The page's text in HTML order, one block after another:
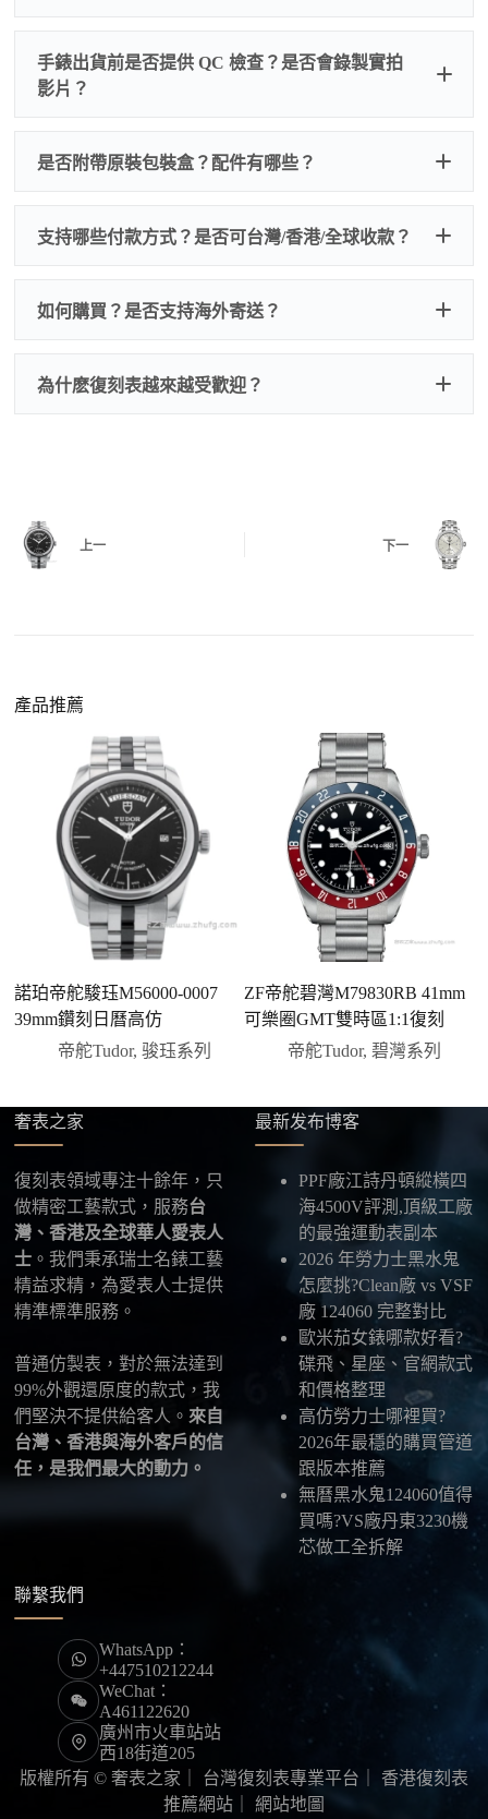
為事故，免費維修三年
人為事故我們只收更換配件
手錶出貨前是否提供 QC 檢查？是否會錄製實拍
影片？
質檢查
度、錶帶等部位是否完好無瑕、貼合緊密。
是否有異音，再根據款式進行上弦與功能測試。
給您確認，確定沒有問題後才會安排出貨。
是否附帶原裝包裝盒？配件有哪些？
我們默認會提供普通盒子，如果需要原裝盒子可
以找我們搭配，選擇原裝盒子附屬配件：原裝盒
如是鋼帶手錶會贈送拆錶帶工具。
注：部分原裝盒子需要加錢購買，價格也不貴。
支持哪些付款方式？是否可台灣/香港/全球收款？
交易方式
如何購買？是否支持海外寄送？
請先透過網站上的聯繫方式與我們取得聯繫，將您感
們會先幫您確認版本與實際價格。
二、確認款式與價格
客服會與您確認品牌、尺寸、顏色、配件等細節，如
有現貨會直接幫您預留；若需要排單，我們也會事先
說明大約出貨時間。
三、安排付款方式
您可以選擇先付少量訂金預留貨品，餘款在出貨
前或收到實拍照片後再支付；也可以一次性全額
付款，我們會在原有價格基礎上盡量幫您爭取更
優惠的方案。部分地區可協助安排較安全的到付
方式，具體以當下說明為準。
確認款式與付款後，把收件人姓名、地址及聯絡方式
發給我們，我們會為您選擇合適的物流公司，全程提
供最新物流資訊與查件連結。
五、海外寄送說明
本店支援寄送至香港、澳門、台灣、欧美以及其他海
外地區 ，運費會依照目的地與物流方案另行報價，客
服在出貨前會跟您確認清楚。
最後：喜歡就別拖太久，有些熱門款現貨數量有
限，早一步確認，就能早一點戴上喜歡的腕錶。
為什麽復刻表越來越受歡迎？
：以原裝價格的十分之一即可享受相
同外觀與佩戴質感。
合日常通勤與旅行佩戴。
上一 下一
產品推薦
諾珀帝舵駿珏M56000-0007
39mm鑽刻日曆高仿
帝舵Tudor,骏珏系列
ZF帝舵碧灣M79830RB 41mm
可樂圈GMT雙時區1:1復刻
帝舵Tudor, 碧灣系列
奢表之家
復刻表領域專注十餘年，只
做精密工藝款式，服務台
灣、香港及全球華人愛表人
士 。我們秉承瑞士名錶工藝
精益求精，為愛表人士提供
精準標準服務。
普通仿製表，對於無法達到
99%外觀還原度的款式，我
們堅決不提供給客人。 來自
台灣、香港與海外客戶的信
任，是我們最大的動力。
最新发布博客
PPF廠江詩丹頓縱橫四
海4500V評測,頂級工廠
的最強運動表副本
2026 年勞力士黑水鬼
怎麼挑?Clean廠 vs VSF
廠 124060 完整對比
歐米茄女錶哪款好看?
碟飛、星座、官網款式
和價格整理
高仿勞力士哪裡買?
2026年最穩的購買管道
跟版本推薦
無曆黑水鬼124060值得
買嗎?VS廠丹東3230機
芯做工全拆解
聯繫我們
WhatsApp：
+447510212244
WeChat：
A461122620
廣州市火車站站
西18街道205
版權所有 © 奢表之家｜ 台灣復刻表專業平台
香港復刻表
推薦網站｜ 網站地圖